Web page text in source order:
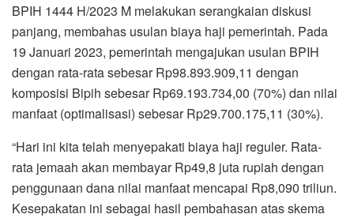
BPIH 1444 H/2023 M melakukan serangkaian diskusi
panjang, membahas usulan biaya haji pemerintah. Pada
19 Januari 2023, pemerintah mengajukan usulan BPIH
dengan rata-rata sebesar Rp98.893.909,11 dengan
komposisi Bipih sebesar Rp69.193.734,00 (70%) dan nilai
manfaat (optimalisasi) sebesar Rp29.700.175,11 (30%).
“Hari ini kita telah menyepakati biaya haji reguler. Rata-
rata jemaah akan membayar Rp49,8 juta rupiah dengan
penggunaan dana nilai manfaat mencapai Rp8,090 triliun.
Kesepakatan ini sebagai hasil pembahasan atas skema